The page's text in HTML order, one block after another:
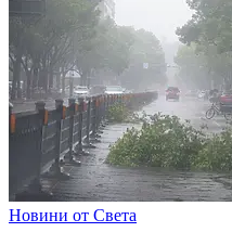
Новини от Света